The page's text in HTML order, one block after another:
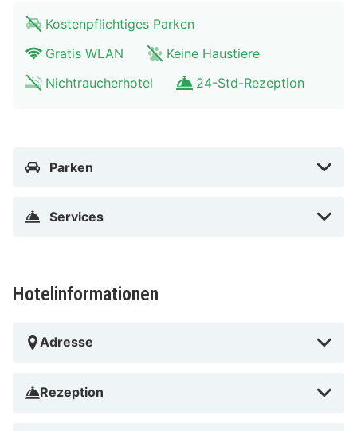
Kostenpflichtiges Parken
Gratis WLAN
Keine Haustiere
Nichtraucherhotel
24-Std-Rezeption
Parken
Services
Hotelinformationen
Adresse
Rezeption